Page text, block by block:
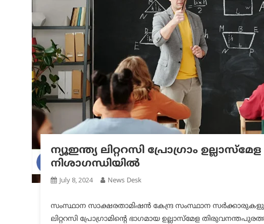
ന്യൂഇന്ത്യ ലിറ്ററസി പ്രോഗ്രാം
നിശാഗന്ധിയിൽ
July 8, 2024 News Desk
സംസ്ഥാന സാക്ഷരതാമിഷൻ കേന്ദ്ര സംസ്ഥാന
ലിറ്ററസി പ്രോഗ്രാമിന്റെ ഭാഗമായ ഉല്ലാസ്മേള